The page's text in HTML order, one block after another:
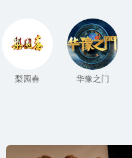
梨园春 华豫之门